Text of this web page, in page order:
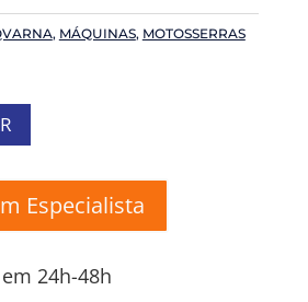
, MÁQUINAS, MOTOSSERRAS
Especialista
24h-48h